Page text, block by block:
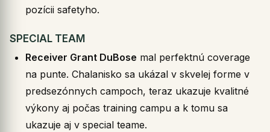
pozícii safetyho.
SPECIAL TEAM
Receiver Grant DuBose mal perfektnú coverage
na punte. Chalanisko sa ukázal v skvelej forme v
predsezónnych campoch, teraz ukazuje kvalitné
výkony aj počas training campu a k tomu sa
ukazuje aj v special teame.